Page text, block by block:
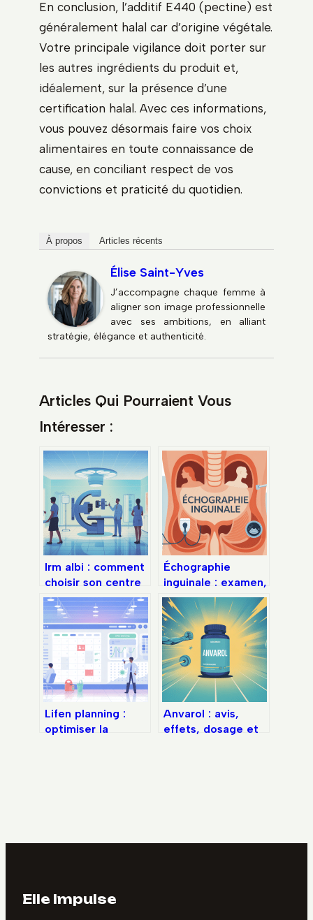
En conclusion, l’additif E440 (pectine) est
généralement halal car d’origine végétale.
Votre principale vigilance doit porter sur
les autres ingrédients du produit et,
idéalement, sur la présence d’une
certification halal. Avec ces informations,
vous pouvez désormais faire vos choix
alimentaires en toute connaissance de
cause, en conciliant respect de vos
convictions et praticité du quotidien.
À propos Articles récents
Élise Saint-Yves
J’accompagne chaque femme à
aligner son image professionnelle
avec ses ambitions, en alliant
stratégie, élégance et authenticité.
Articles Qui Pourraient Vous
Intéresser :
Irm albi : comment
choisir son centre
d’imagerie
médicale en toute
confiance
Échographie
inguinale : examen,
résultats et prise
en charge
expliqués
Lifen planning :
optimiser la
Anvarol : avis,
effets, dosage et
Elle Impulse